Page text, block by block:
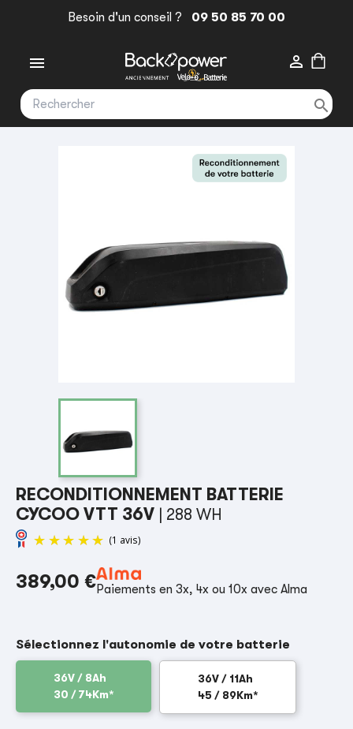
Besoin d'un conseil ? 09 50 85 70 00
 

RECONDITIONNEMENT BATTERIE
CYCOO VTT 36V
| 288 WH
389,00 €Paiements en 3x, 4x ou 10x avec Alma
Sélectionnez l'autonomie de votre batterie
36V / 8Ah
30 / 74Km*
36V / 11Ah
45 / 89Km*